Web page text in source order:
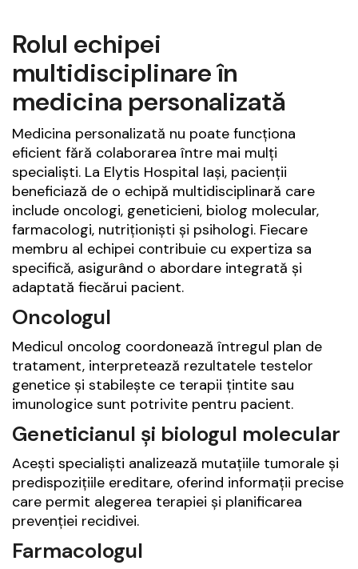
Rolul echipei
multidisciplinare în
medicina personalizată
Medicina personalizată nu poate funcționa
eficient fără colaborarea între mai mulți
specialiști. La Elytis Hospital Iași, pacienții
beneficiază de o echipă multidisciplinară care
include oncologi, geneticieni, biolog molecular,
farmacologi, nutriționiști și psihologi. Fiecare
membru al echipei contribuie cu expertiza sa
specifică, asigurând o abordare integrată și
adaptată fiecărui pacient.
Oncologul
Medicul oncolog coordonează întregul plan de
tratament, interpretează rezultatele testelor
genetice și stabilește ce terapii țintite sau
imunologice sunt potrivite pentru pacient.
Geneticianul și biologul molecular
Acești specialiști analizează mutațiile tumorale și
predispozițiile ereditare, oferind informații precise
care permit alegerea terapiei și planificarea
prevenției recidivei.
Farmacologul